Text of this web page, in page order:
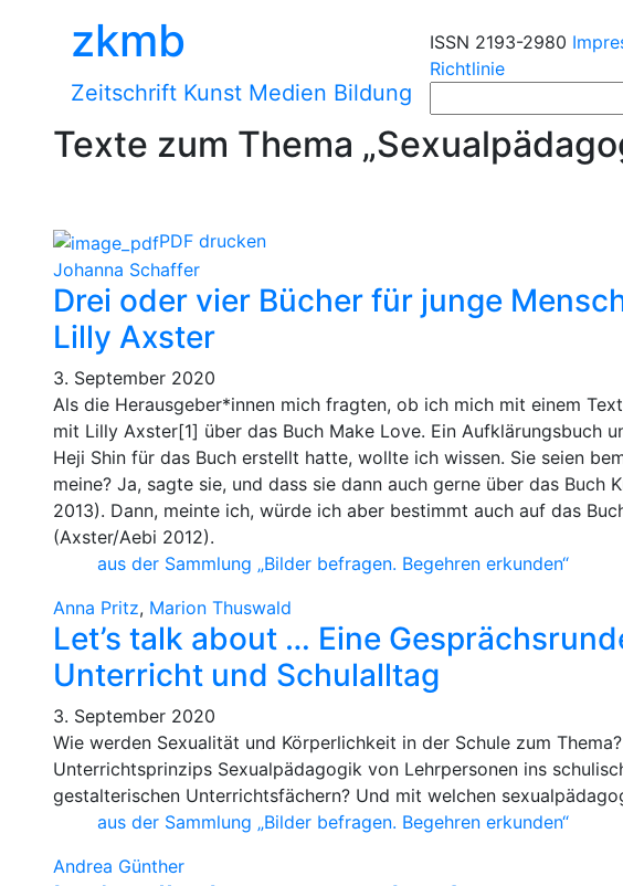
zkmb
Zeitschrift Kunst Medien Bildung
ISSN 2193-2980
Richtlinie
Texte zum Thema
PDF drucken
Johanna Schaffer
Drei oder vier Bücher für junge
Lilly Axster
3. September 2020
Als die Herausgeber*innen mich fragten, ob ich mich mit einem
mit Lilly Axster[1] über das Buch Make Love. Ein Aufklärungsbuch
Heji Shin für das Buch erstellt hatte, wollte ich wissen. Sie seien
meine? Ja, sagte sie, und dass sie dann auch gerne über das
2013). Dann, meinte ich, würde ich aber bestimmt auch auf das
(Axster/Aebi 2012).
aus der Sammlung „Bilder befragen. Begehren erkunden“
Anna Pritz, Marion Thuswald
Let’s talk about … Eine
Unterricht und Schulalltag
3. September 2020
Wie werden Sexualität und Körperlichkeit in der Schule zum
Unterrichtsprinzips Sexualpädagogik von Lehrpersonen ins
gestalterischen Unterrichtsfächern? Und mit welchen
aus der Sammlung „Bilder befragen. Begehren erkunden“
Andrea Günther